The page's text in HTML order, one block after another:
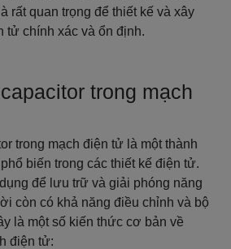
rất quan trọng để thiết kế và xây
tử chính xác và ổn định.
trong mạch
trong mạch điện tử là một thành
biến trong các thiết kế điện tử.
để lưu trữ và giải phóng năng
còn có khả năng điều chỉnh và bộ
là một số kiến thức cơ bản về
điện tử: